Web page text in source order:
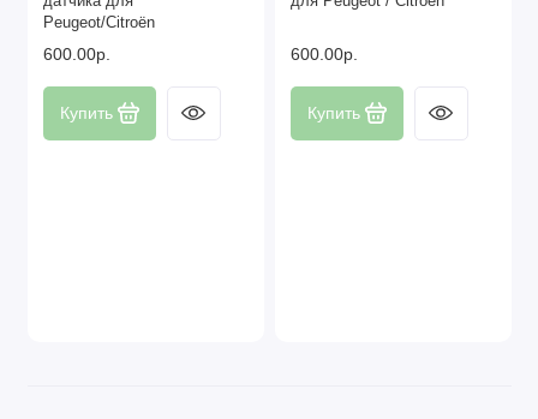
Peugeot/Citroën
600.00р.
Купить
600.00р.
Купить